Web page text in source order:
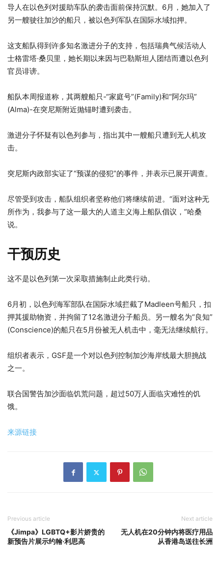
导人在以色列对援助车队的袭击面前保持沉默。6月，她加入了
另一艘驶往加沙的船只，被以色列军队在国际水域扣押。
这支船队得到许多知名激进分子的支持，包括瑞典气候活动人
士格雷塔·桑贝里，她长期以来因与巴勒斯坦人团结而遭以色列
官员诽谤。
船队本周报道称，其两艘船只-“家庭号”(Family)和“阿尔玛”
(Alma)-在突尼斯附近抛锚时遭到袭击。
激进分子怀疑有以色列参与，指出其中一艘船只遭到无人机攻
击。
突尼斯内政部实证了“预谋的侵犯”的事件，并表示已展开调查。
尽管受到攻击，船队组织者坚称他们将继续前进。“面对这种无
所作为，我参与了这一最大的人道主义海上船队倡议，”哈桑
说。
干预历史
这不是以色列第一次采取措施制止此类行动。
6月初，以色列海军部队在国际水域拦截了Madleen号船只，扣
押其援助物资，并拘留了12名激进分子船员。另一艘名为“良知”
(Conscience)的船只在5月份被无人机击中，毫无法继续航行。
组织者表示，GSF是一个对以色列控制加沙海岸线最大胆挑战
之一。
联合国警告加沙面临饥荒问题，超过50万人面临灾难性的饥
饿。
来源链接
Previous article
《Jimpa》LGBTQ+影片娇贵的
新预告片展示约翰·利思高
Next article
无人机在20分钟内将医疗用品
从香港岛送往长洲